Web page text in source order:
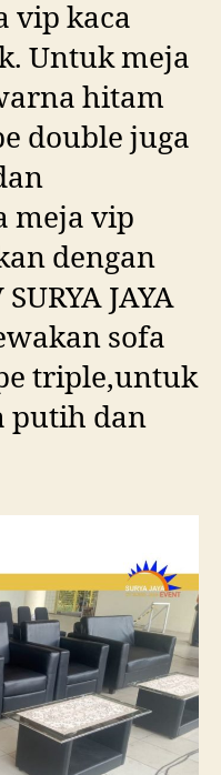
vip kaca
Untuk meja
hitam
double juga
meja vip
dengan
JAYA
sofa
triple,untuk
putih dan